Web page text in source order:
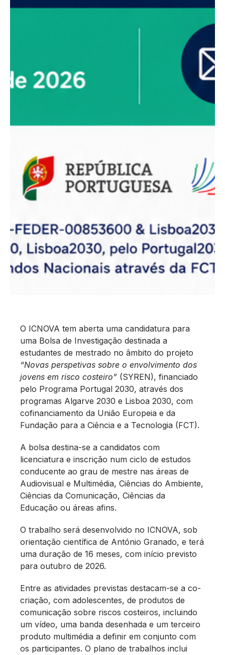
O ICNOVA tem aberta uma candidatura para
uma Bolsa de Investigação destinada a
estudantes de mestrado no âmbito do projeto
“Novas perspetivas sobre o envolvimento dos
jovens em risco costeiro” (SYREN), financiado
pelo Programa Portugal 2030, através dos
programas Algarve 2030 e Lisboa 2030, com
cofinanciamento da União Europeia e da
Fundação para a Ciência e a Tecnologia (FCT).
A bolsa destina-se a candidatos com
licenciatura e inscrição num ciclo de estudos
conducente ao grau de mestre nas áreas de
Audiovisual e Multimédia, Ciências do Ambiente,
Ciências da Comunicação, Ciências da
Educação ou áreas afins.
O trabalho será desenvolvido no ICNOVA, sob
orientação científica de António Granado, e terá
uma duração de 16 meses, com início previsto
para outubro de 2026.
Entre as atividades previstas destacam-se a co-
criação, com adolescentes, de produtos de
comunicação sobre riscos costeiros, incluindo
um vídeo, uma banda desenhada e um terceiro
produto multimédia a definir em conjunto com
os participantes. O plano de trabalhos inclui